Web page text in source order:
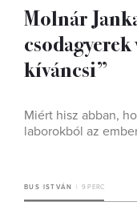
Molnár
kíváncsi”
Miért hisz abban,
laborokból az
BUS ISTVÁN 9 PERC